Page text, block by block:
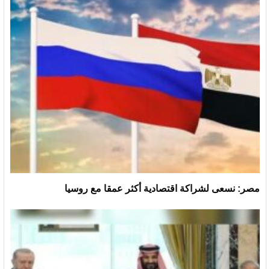
مصر: نسعى لشراكة اقتصادية أكثر عمقا مع روسيا